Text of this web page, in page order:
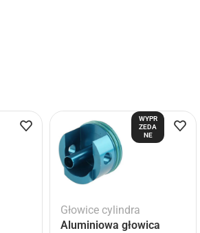
WYPR
ZEDA
NE
Głowice cylindra
Aluminiowa głowica